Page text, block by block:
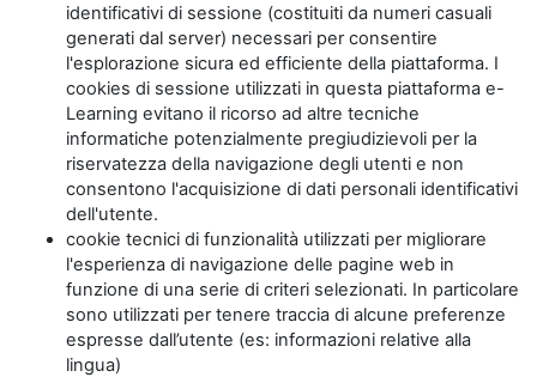
identificativi di sessione (costituiti da numeri casuali
generati dal server) necessari per consentire
l'esplorazione sicura ed efficiente della piattaforma. I
cookies di sessione utilizzati in questa piattaforma e-
Learning evitano il ricorso ad altre tecniche
informatiche potenzialmente pregiudizievoli per la
riservatezza della navigazione degli utenti e non
consentono l'acquisizione di dati personali identificativi
dell'utente.
cookie tecnici di funzionalità utilizzati per migliorare
l'esperienza di navigazione delle pagine web in
funzione di una serie di criteri selezionati. In particolare
sono utilizzati per tenere traccia di alcune preferenze
espresse dall’utente (es: informazioni relative alla
lingua)